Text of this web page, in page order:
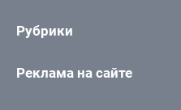
Рубрики
Реклама на сайте